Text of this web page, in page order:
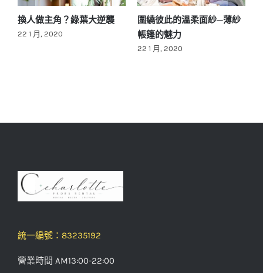
將居家布置也應用在婚禮or
派對布置吧！
如何在WHOTEL 求婚佈
置？
2 5 月, 2022
統一編號：83235192
營業時間 AM13:00-22:00